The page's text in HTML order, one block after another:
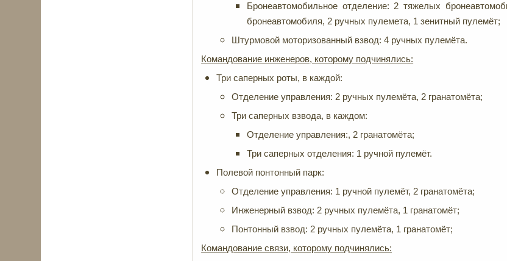
Бронеавтомобильное отделение: 2 тяжелых
бронеавтомобиля, 2 ручных пулемета, 1 зенитный пулемёт;
Штурмовой моторизованный взвод: 4 ручных пулемёта.
Командование инженеров, которому подчинялись:
Три саперных роты, в каждой:
Отделение управления: 2 ручных пулемёта, 2 гранатомёта;
Три саперных взвода, в каждом:
Отделение управления:, 2 гранатомёта;
Три саперных отделения: 1 ручной пулемёт.
Полевой понтонный парк:
Отделение управления: 1 ручной пулемёт, 2 гранатомёта;
Инженерный взвод: 2 ручных пулемёта, 1 гранатомёт;
Понтонный взвод: 2 ручных пулемёта, 1 гранатомёт;
Командование связи, которому подчинялись: